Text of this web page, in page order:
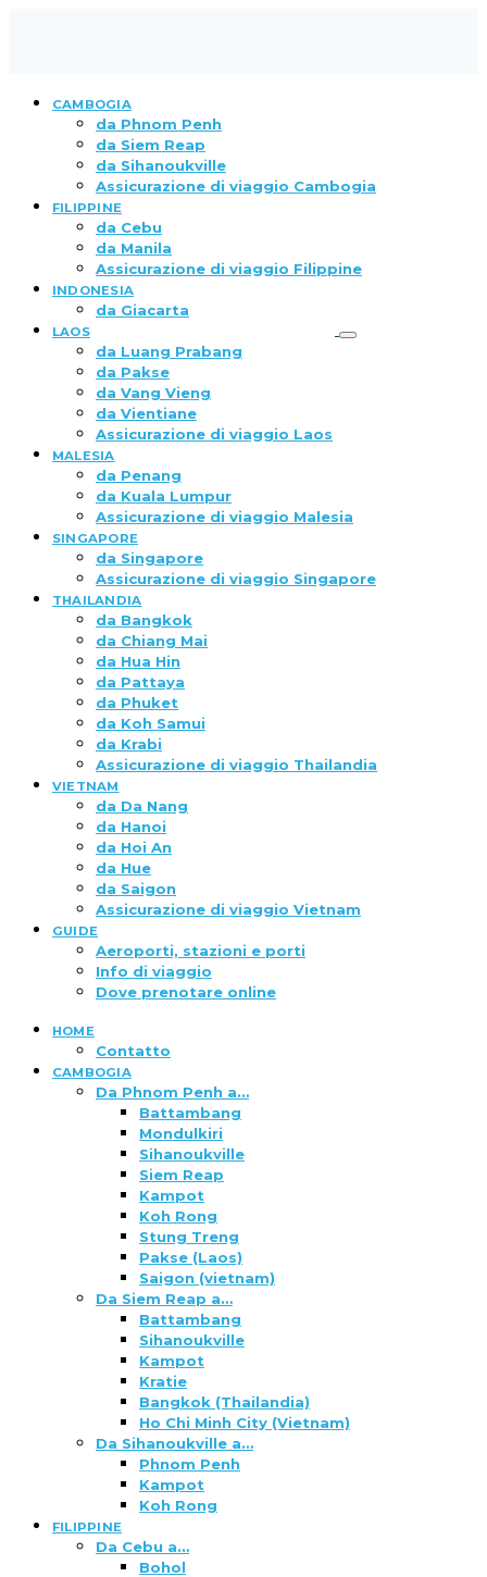
CAMBOGIA
da Phnom Penh
da Siem Reap
da Sihanoukville
Assicurazione di viaggio Cambogia
FILIPPINE
da Cebu
da Manila
Assicurazione di viaggio Filippine
INDONESIA
da Giacarta
LAOS
da Luang Prabang
da Pakse
da Vang Vieng
da Vientiane
Assicurazione di viaggio Laos
MALESIA
da Penang
da Kuala Lumpur
Assicurazione di viaggio Malesia
SINGAPORE
da Singapore
Assicurazione di viaggio Singapore
THAILANDIA
da Bangkok
da Chiang Mai
da Hua Hin
da Pattaya
da Phuket
da Koh Samui
da Krabi
Assicurazione di viaggio Thailandia
VIETNAM
da Da Nang
da Hanoi
da Hoi An
da Hue
da Saigon
Assicurazione di viaggio Vietnam
GUIDE
Aeroporti, stazioni e porti
Info di viaggio
Dove prenotare online
HOME
Contatto
CAMBOGIA
Da Phnom Penh a…
Battambang
Mondulkiri
Sihanoukville
Siem Reap
Kampot
Koh Rong
Stung Treng
Pakse (Laos)
Saigon (vietnam)
Da Siem Reap a…
Battambang
Sihanoukville
Kampot
Kratie
Bangkok (Thailandia)
Ho Chi Minh City (Vietnam)
Da Sihanoukville a…
Phnom Penh
Kampot
Koh Rong
FILIPPINE
Da Cebu a…
Bohol